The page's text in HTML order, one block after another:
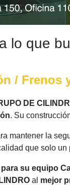
lo que
/ Frenos
DE
. Su
mantener la
que solo
su equipo
al mejor